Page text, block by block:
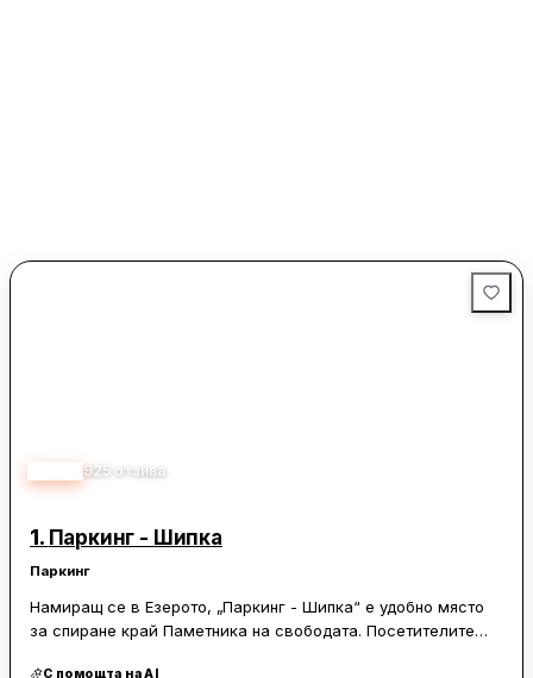
925 отзива
1. Паркинг - Шипка
Паркинг
Намиращ се в Езерото, „Паркинг - Шипка“ е удобно място
за спиране край Паметника на свободата. Посетителите
С помощта на AI